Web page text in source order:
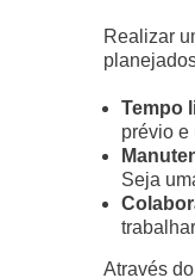
Realizar
Tempo
prévio e
Seja
Através